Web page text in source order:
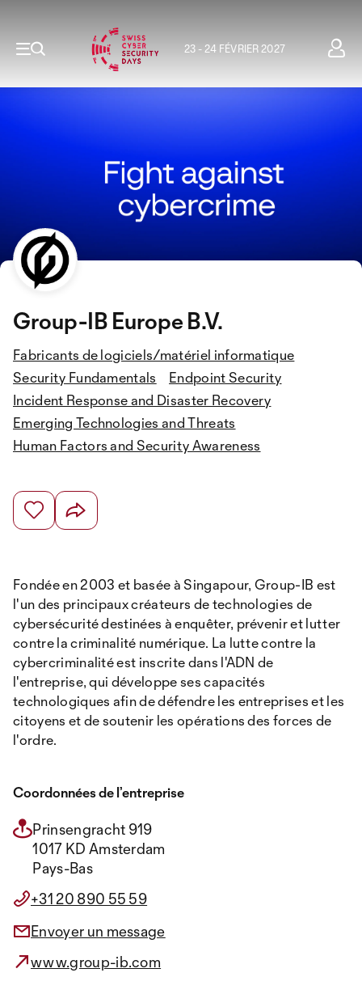
23 - 24 FÉVRIER 2027
Group-IB Europe B.V.
Fabricants de logiciels/matériel informatique
Security Fundamentals
Endpoint Security
Incident Response and Disaster Recovery
Emerging Technologies and Threats
Human Factors and Security Awareness
Fondée en 2003 et basée à Singapour, Group-IB est
l'un des principaux créateurs de technologies de
cybersécurité destinées à enquêter, prévenir et lutter
contre la criminalité numérique. La lutte contre la
cybercriminalité est inscrite dans l'ADN de
l'entreprise, qui développe ses capacités
technologiques afin de défendre les entreprises et les
citoyens et de soutenir les opérations des forces de
l'ordre.
Coordonnées de l’entreprise
Prinsengracht 919
1017 KD Amsterdam
Pays-Bas
+31 20 890 55 59
Envoyer un message
www.group-ib.com